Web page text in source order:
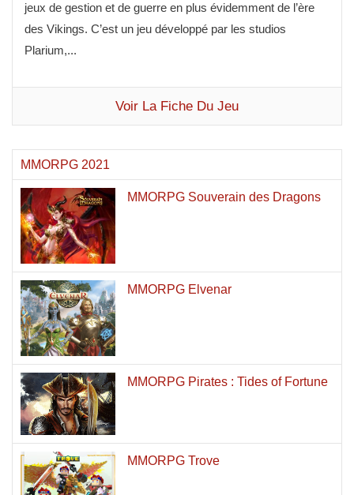
jeux de gestion et de guerre en plus évidemment de l’ère
des Vikings. C’est un jeu développé par les studios
Plarium,...
Voir La Fiche Du Jeu
MMORPG 2021
MMORPG Souverain des Dragons
MMORPG Elvenar
MMORPG Pirates : Tides of Fortune
MMORPG Trove